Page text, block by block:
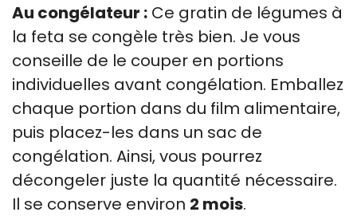
Au congélateur : Ce gratin de légumes à
la feta se congèle très bien. Je vous
conseille de le couper en portions
individuelles avant congélation. Emballez
chaque portion dans du film alimentaire,
puis placez-les dans un sac de
congélation. Ainsi, vous pourrez
décongeler juste la quantité nécessaire.
Il se conserve environ 2 mois.